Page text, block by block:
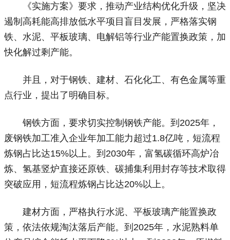
《实施方案》要求，推动产业结构优化升级，坚决
遏制高耗能高排放低水平项目盲目发展，严格落实钢
铁、水泥、平板玻璃、电解铝等行业产能置换政策，加
快化解过剩产能。
并且，对于钢铁、建材、石化化工、有色金属等重
点行业，提出了明确目标。
钢铁方面，要求切实控制钢铁产能。到2025年，
废钢铁加工准入企业年加工能力超过1.8亿吨，短流程
炼钢占比达15%以上。到2030年，富氢碳循环高炉冶
炼、氢基竖炉直接还原铁、碳捕集利用封存等技术取得
突破应用，短流程炼钢占比达20%以上。
建材方面，严格执行水泥、平板玻璃产能置换政
策，依法依规淘汰落后产能。到2025年，水泥熟料单